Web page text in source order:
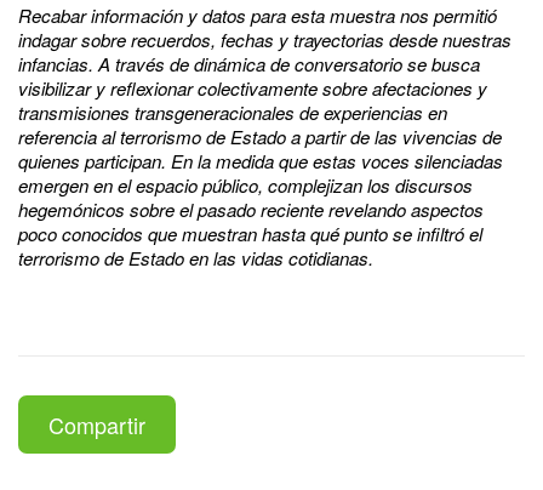
Recabar información y datos para esta muestra nos permitió
indagar sobre recuerdos, fechas y trayectorias desde nuestras
infancias. A través de dinámica de conversatorio se busca
visibilizar y reflexionar colectivamente sobre afectaciones y
transmisiones transgeneracionales de experiencias en
referencia al terrorismo de Estado a partir de las vivencias de
quienes participan. En la medida que estas voces silenciadas
emergen en el espacio público, complejizan los discursos
hegemónicos sobre el pasado reciente revelando aspectos
poco conocidos que muestran hasta qué punto se infiltró el
terrorismo de Estado en las vidas cotidianas.
Compartir